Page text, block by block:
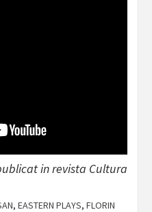
in revista Cultura
, EASTERN PLAYS, FLORIN